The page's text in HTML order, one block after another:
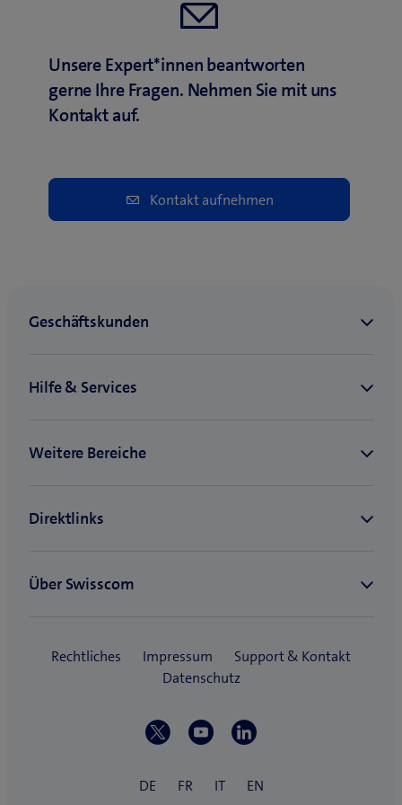
Unsere Expert*innen beantworten
gerne Ihre Fragen. Nehmen Sie mit uns
Kontakt auf.
Kontakt aufnehmen